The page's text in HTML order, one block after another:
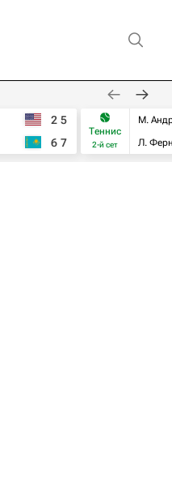
2 5
6 7
Теннис
2-й сет
М.
Л.